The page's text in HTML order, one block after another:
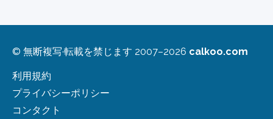
© 無断複写·転載を禁じます 2007–2026 calkoo.com
利用規約
プライバシーポリシー
コンタクト